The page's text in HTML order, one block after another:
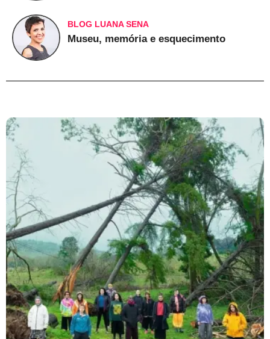
BLOG LUANA SENA
Museu, memória e esquecimento